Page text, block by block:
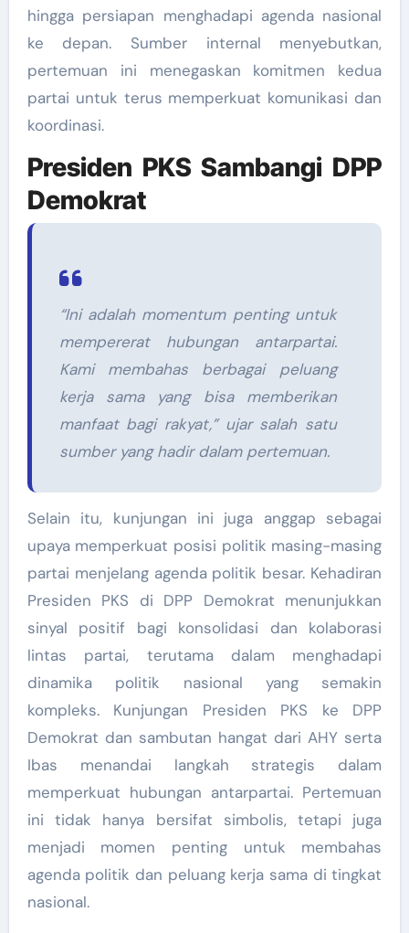
hingga persiapan menghadapi agenda nasional
ke depan. Sumber internal menyebutkan,
pertemuan ini menegaskan komitmen kedua
partai untuk terus memperkuat komunikasi dan
koordinasi.
Presiden PKS Sambangi DPP
Demokrat
“Ini adalah momentum penting untuk
mempererat hubungan antarpartai.
Kami membahas berbagai peluang
kerja sama yang bisa memberikan
manfaat bagi rakyat,” ujar salah satu
sumber yang hadir dalam pertemuan.
Selain itu, kunjungan ini juga anggap sebagai
upaya memperkuat posisi politik masing-masing
partai menjelang agenda politik besar. Kehadiran
Presiden PKS di DPP Demokrat menunjukkan
sinyal positif bagi konsolidasi dan kolaborasi
lintas partai, terutama dalam menghadapi
dinamika politik nasional yang semakin
kompleks. Kunjungan Presiden PKS ke DPP
Demokrat dan sambutan hangat dari AHY serta
Ibas menandai langkah strategis dalam
memperkuat hubungan antarpartai. Pertemuan
ini tidak hanya bersifat simbolis, tetapi juga
menjadi momen penting untuk membahas
agenda politik dan peluang kerja sama di tingkat
nasional.